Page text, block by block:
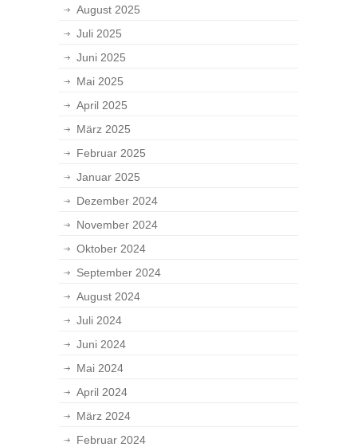
August 2025
Juli 2025
Juni 2025
Mai 2025
April 2025
März 2025
Februar 2025
Januar 2025
Dezember 2024
November 2024
Oktober 2024
September 2024
August 2024
Juli 2024
Juni 2024
Mai 2024
April 2024
März 2024
Februar 2024